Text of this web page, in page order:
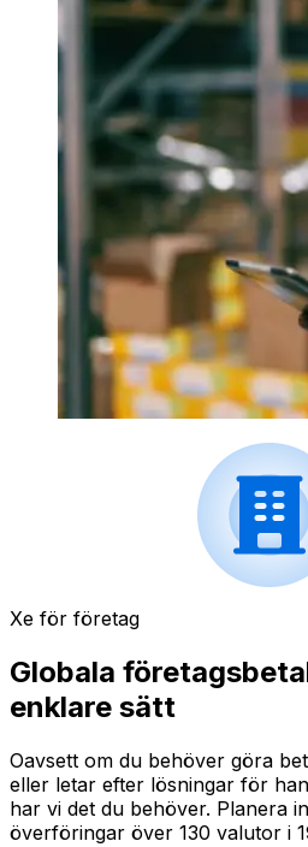
Xe för företag
Globala
enklare sätt
Oavsett om du behöver göra
eller letar efter lösningar för
har vi det du behöver. Planera
överföringar över 130 valutor i